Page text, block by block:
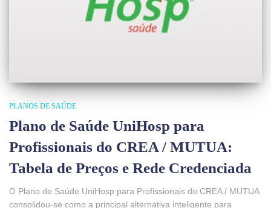
PLANOS DE SAÚDE
Plano de Saúde UniHosp para
Profissionais do CREA / MUTUA:
Tabela de Preços e Rede Credenciada
O Plano de Saúde UniHosp para Profissionais do CREA / MUTUA
consolidou-se como a principal alternativa inteligente para